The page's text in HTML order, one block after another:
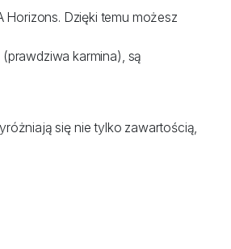
Dzięki temu możesz
karmina), są
się nie tylko zawartością,